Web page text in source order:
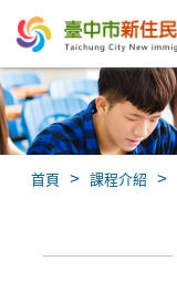
首頁 > 課程介紹 >